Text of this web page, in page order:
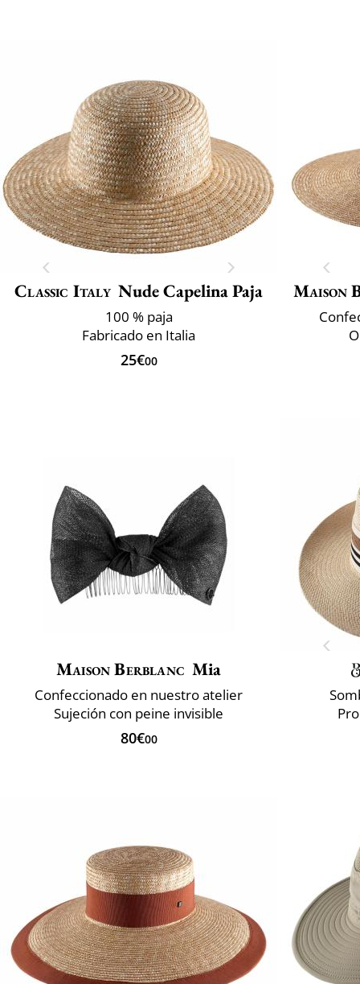
Classic Italy Nude Capelina Paja
100 % paja
Fabricado en Italia
25€00
Maison
Maison Berblanc Mia
Confeccionado en nuestro atelier
Sujeción con peine invisible
80€00